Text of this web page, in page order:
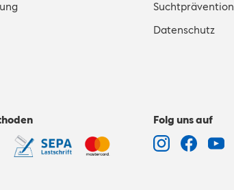
Suchtprävention
Datenschutz
Folg uns auf